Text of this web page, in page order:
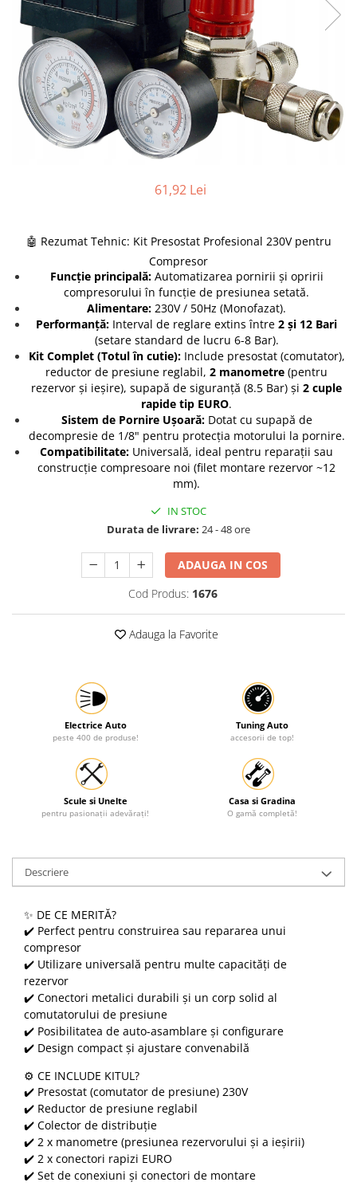
compresoare
Cricuri Auto Hidraulice
Pneumatice si Trapezoidale
Cricuri hidraulice
Cricuri pneumatice
Cricuri trapezoidale
Feon Electric
Pistol de Lipit
Polizoare
Pompe Combustibil
Prelungitoare
Protectia muncii
Slefuitoare
Suport auto
Suport motocicleta
Tunuri de caldura si aeroteme
Utilaje constructie
Mixere
Motocositoare si Motosape
Nivela laser
Pistol de vopsit
Pompe
Rotopercutoare si bormasini
umidificatoare
61,92 Lei
🤖 Rezumat Tehnic: Kit Presostat Profesional 230V pentru
Compresor
Funcție principală:Automatizarea pornirii și opririi
compresorului în funcție de presiunea setată.
Alimentare: 230V / 50Hz (Monofazat).
Performanță: Interval de reglare extins între 2 și 12 Bari
(setare standard de lucru 6-8 Bar).
Kit Complet (Totul în cutie):Include presostat (comutator),
reductor de presiune reglabil, 2 manometre (pentru
rezervor și ieșire), supapă de siguranță (8.5 Bar) și 2 cuple
rapide tip EURO.
Sistem de Pornire Ușoară:Dotat cu supapă de
decompresie de 1/8" pentru protecția motorului la pornire.
Compatibilitate: Universală, ideal pentru reparații sau
construcție compresoare noi (filet montare rezervor ~12
mm).
IN STOC
Durata de livrare: 24 - 48 ore
ADAUGA IN COS
Cod Produs: 1676
Adauga la Favorite
Electrice Auto
peste 400 de produse!
Tuning Auto
accesorii de top!
Scule si Unelte
pentru pasionații adevărați!
Casa si Gradina
O gamă completă!
Descriere
✨ DE CE MERITĂ?
✔️ Perfect pentru construirea sau repararea unui
compresor
✔️ Utilizare universală pentru multe capacități de
rezervor
✔️ Conectori metalici durabili și un corp solid al
comutatorului de presiune
✔️ Posibilitatea de auto-asamblare și configurare
✔️ Design compact și ajustare convenabilă
⚙️ CE INCLUDE KITUL?
✔️ Presostat (comutator de presiune) 230V
✔️ Reductor de presiune reglabil
✔️ Colector de distribuție
✔️ 2 x manometre (presiunea rezervorului și a ieșirii)
✔️ 2 x conectori rapizi EURO
✔️ Set de conexiuni și conectori de montare